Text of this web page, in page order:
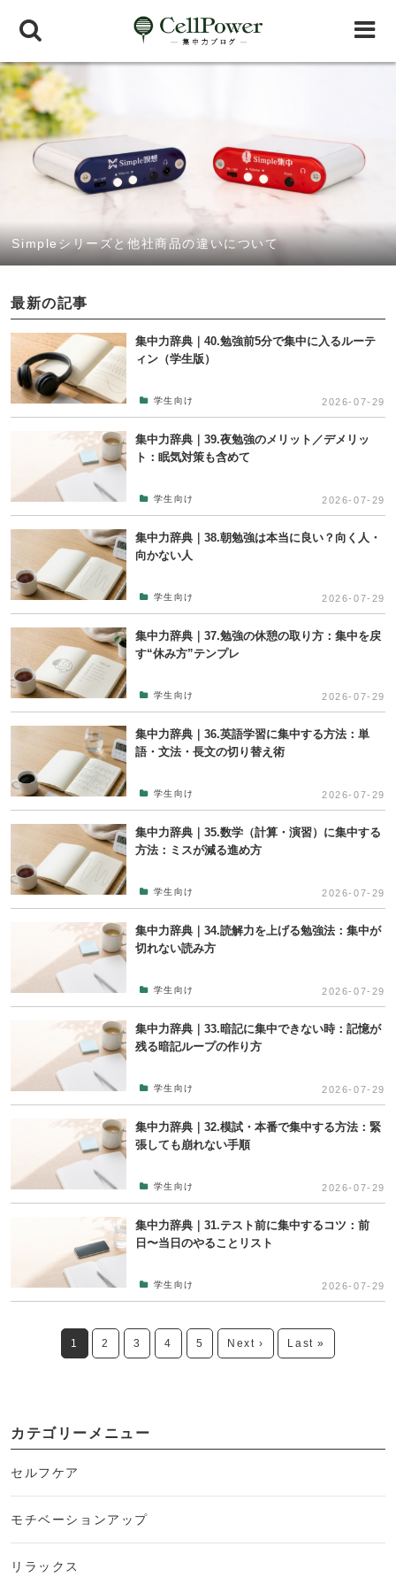
Simpleシリーズと他社商品の違いについて
最新の記事
集中力辞典｜40.勉強前5分で集中に入るルーテ
ィン（学生版）
学生向け 2026-07-29
集中力辞典｜39.夜勉強のメリット／デメリッ
ト：眠気対策も含めて
学生向け 2026-07-29
集中力辞典｜38.朝勉強は本当に良い？向く人・
向かない人
学生向け 2026-07-29
集中力辞典｜37.勉強の休憩の取り方：集中を戻
す“休み方”テンプレ
学生向け 2026-07-29
集中力辞典｜36.英語学習に集中する方法：単
語・文法・長文の切り替え術
学生向け 2026-07-29
集中力辞典｜35.数学（計算・演習）に集中する
方法：ミスが減る進め方
学生向け 2026-07-29
集中力辞典｜34.読解力を上げる勉強法：集中が
切れない読み方
学生向け 2026-07-29
集中力辞典｜33.暗記に集中できない時：記憶が
残る暗記ループの作り方
学生向け 2026-07-29
集中力辞典｜32.模試・本番で集中する方法：緊
張しても崩れない手順
学生向け 2026-07-29
集中力辞典｜31.テスト前に集中するコツ：前
日〜当日のやることリスト
学生向け 2026-07-29
1 2 3 4 5 Next › Last »
カテゴリーメニュー
セルフケア
モチベーションアップ
リラックス